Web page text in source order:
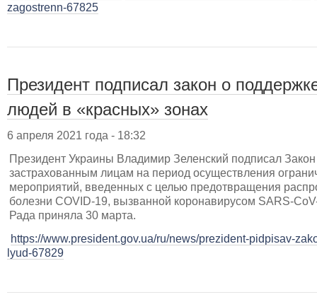
zagostrenn-67825
Президент подписал закон о
людей в «красных» зонах
6 апреля 2021 года - 18:32
Президент Украины Владимир Зеленский подписал
застрахованным лицам на период осуществления
мероприятий, введенных с целью предотвращения
болезни COVID-19, вызванной коронавирусом SARS-
Рада приняла 30 марта.
https://www.president.gov.ua/ru/news/prezident-pidpisav-
lyud-67829